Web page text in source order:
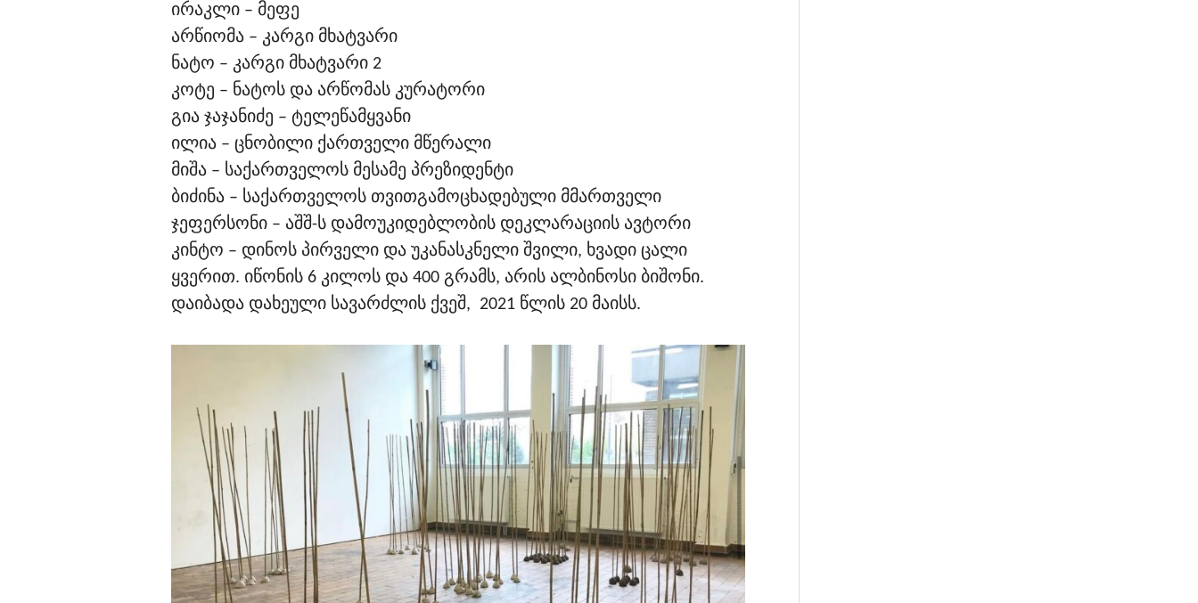
ირაკლი – მეფე
არწიომა – კარგი მხატვარი
ნატო – კარგი მხატვარი 2
კოტე – ნატოს და არწომას კურატორი
გია ჯაჯანიძე – ტელეწამყვანი
ილია – ცნობილი ქართველი მწერალი
მიშა – საქართველოს მესამე პრეზიდენტი
ბიძინა – საქართველოს თვითგამოცხადებული მმართველი
ჯეფერსონი – აშშ-ს დამოუკიდებლობის დეკლარაციის ავტორი
კინტო – დინოს პირველი და უკანასკნელი შვილი, ხვადი ცალი
ყვერით. იწონის 6 კილოს და 400 გრამს, არის ალბინოსი ბიშონი.
დაიბადა დახეული სავარძლის ქვეშ, 2021 წლის 20 მაისს.